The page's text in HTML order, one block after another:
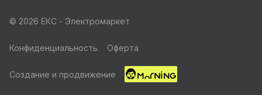
© 2026 ЕКС - Электромаркет
Конфиденциальность Оферта
Создание и продвижение